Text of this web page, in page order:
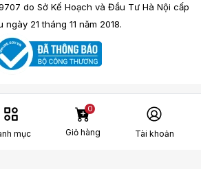
do Sở Kế Hoạch và Đầu Tư Hà Nội cấp
ngày 21 tháng 11 năm 2018.
mục Giỏ hàng
0
Tài khoản